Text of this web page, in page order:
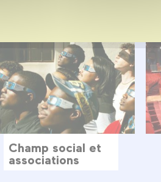
Champ social et
associations